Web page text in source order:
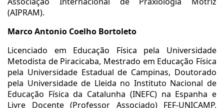
(AIPRAM).
Marco Antonio Coelho Bortoleto
Licenciado em Educação Física pela Universidade
Metodista de Piracicaba, Mestrado em Educação Física
pela Universidade Estadual de Campinas, Doutorado
pela Universidade de Lleida no Instituto Nacional de
Educação Física da Catalunha (INEFC) na Espanha e
Livre Docente (Professor Associado) FEF-UNICAMP.